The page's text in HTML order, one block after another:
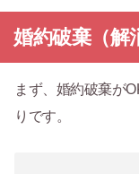
婚約破棄（解
まず、婚約破棄が
りです。